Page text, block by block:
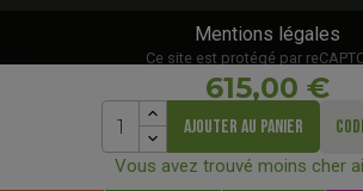
615,00 €
AJOUTER AU PANIER
Vous avez trouvé moins cher
Mentions légales
Ce site est protégé par